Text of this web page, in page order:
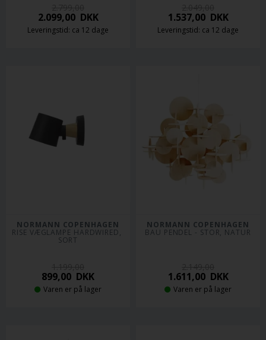
2.099,00DKK
Leveringstid: ca 12 dage
1.537,00DKK
Leveringstid: ca 12 dage
NORMANN COPENHAGEN
RISE VÆGLAMPE HARDWIRED,
SORT
899,00 DKK
Varen er på lager
NORMANN COPENHAGEN
BAU PENDEL - STOR, NATUR
1.611,00DKK
Varen er på lager